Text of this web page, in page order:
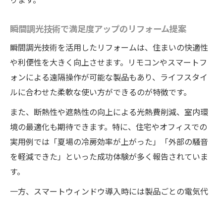
瞬間調光技術で満足度アップのリフォーム提案
瞬間調光技術を活用したリフォームは、住まいの快適性
や利便性を大きく向上させます。リモコンやスマートフ
ォンによる遠隔操作が可能な製品もあり、ライフスタイ
ルに合わせた柔軟な使い方ができるのが特徴です。
また、断熱性や遮熱性の向上による光熱費削減、室内環
境の最適化も期待できます。特に、住宅やオフィスでの
実用例では「夏場の冷房効率が上がった」「外部の騒音
を軽減できた」といった成功体験が多く報告されていま
す。
一方、スマートウィンドウ導入時には製品ごとの電気代